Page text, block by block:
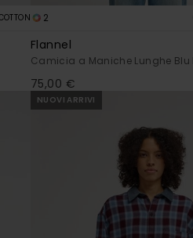
2
Flannel
Camicia a Maniche Lunghe Blu
75,00 €
NUOVI ARRIVI